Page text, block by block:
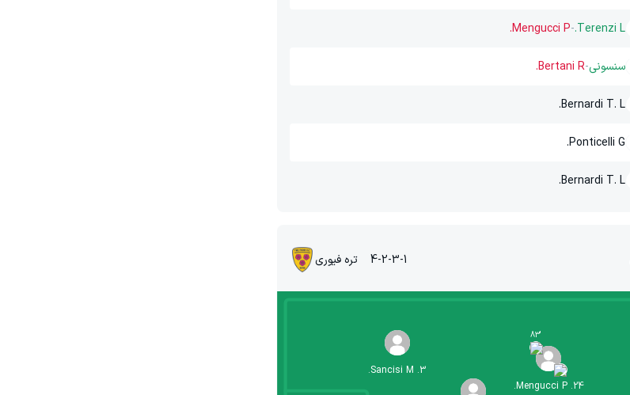
Terenzi L.
-
Mengucci P.
سنسونی-
Bertani R.
Bernardi T. L.
Ponticelli G.
Bernardi T. L.
4-2-3-1 تره فیوری
3
.
Sancisi M.
24
.
Mengucci P.
83'